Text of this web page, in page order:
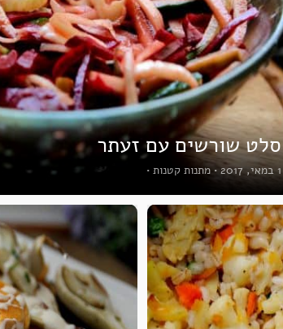
סלט שורשים עם זעתר
1 במאי, 2017 • מתנות קטנות •